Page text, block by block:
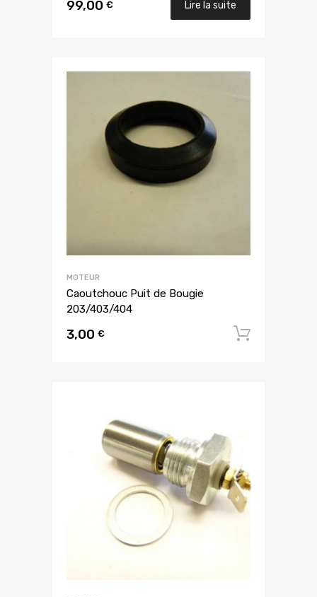
99,00 € Lire la suite
MOTEUR
Caoutchouc Puit de Bougie
203/403/404
3,00 €